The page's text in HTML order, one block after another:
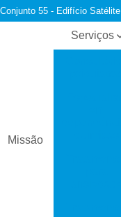
55 - Edifício Satélite
Missão
Serviços